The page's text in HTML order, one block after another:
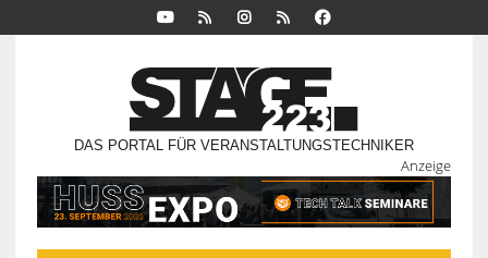
DAS PORTAL FÜR VERANSTALTUNGSTECHNIKER
Anzeige